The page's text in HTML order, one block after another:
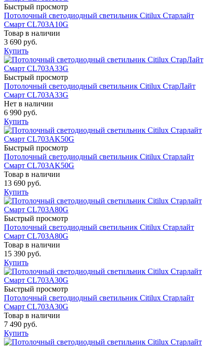
Быстрый просмотр
Потолочный светодиодный светильник Citilux Старлайт
Смарт CL703A10G
Товар в наличии
3 690 руб.
Купить
Быстрый просмотр
Потолочный светодиодный светильник Citilux СтарЛайт
Смарт CL703A33G
Нет в наличии
6 990 руб.
Купить
Быстрый просмотр
Потолочный светодиодный светильник Citilux Старлайт
Смарт CL703AK50G
Товар в наличии
13 690 руб.
Купить
Быстрый просмотр
Потолочный светодиодный светильник Citilux Старлайт
Смарт CL703A80G
Товар в наличии
15 390 руб.
Купить
Быстрый просмотр
Потолочный светодиодный светильник Citilux Старлайт
Смарт CL703A30G
Товар в наличии
7 490 руб.
Купить